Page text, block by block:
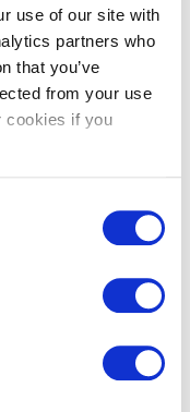
use of our site with
partners who
that you’ve
from your use
cookies if you
en matière
Insuffusant
de la mission